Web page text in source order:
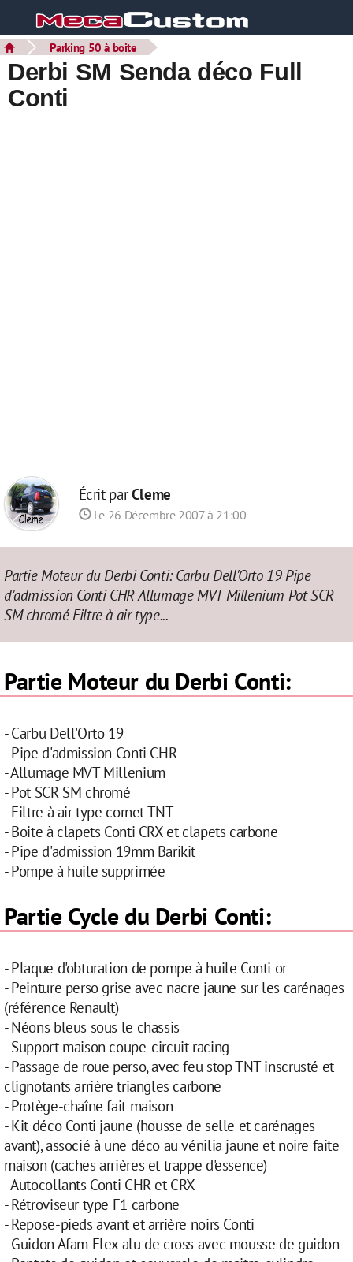
Parking 50 à boite
Derbi SM Senda déco Full
Conti
Écrit parCleme
Le 26 Décembre 2007 à 21:00
Partie Moteur du Derbi Conti: Carbu Dell'Orto 19 Pipe
d'admission Conti CHR Allumage MVT Millenium Pot SCR
SM chromé Filtre à air type...
Partie Moteur du Derbi Conti:
- Carbu Dell'Orto 19
- Pipe d'admission Conti CHR
- Allumage MVT Millenium
- Pot SCR SM chromé
- Filtre à air type cornet TNT
- Boite à clapets Conti CRX et clapets carbone
- Pipe d'admission 19mm Barikit
- Pompe à huile supprimée
Partie Cycle du Derbi Conti:
- Plaque d'obturation de pompe à huile Conti or
- Peinture perso grise avec nacre jaune sur les carénages
(référence Renault)
- Néons bleus sous le chassis
- Support maison coupe-circuit racing
- Passage de roue perso, avec feu stop TNT inscrusté et
clignotants arrière triangles carbone
- Protège-chaîne fait maison
- Kit déco Conti jaune (housse de selle et carénages
avant), associé à une déco au vénilia jaune et noire faite
maison (caches arrières et trappe d'essence)
- Autocollants Conti CHR et CRX
- Rétroviseur type F1 carbone
- Repose-pieds avant et arrière noirs Conti
- Guidon Afam Flex alu de cross avec mousse de guidon